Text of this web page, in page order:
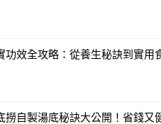
功效全攻略：從養生秘訣到實用
撈自製湯底秘訣大公開！省錢又